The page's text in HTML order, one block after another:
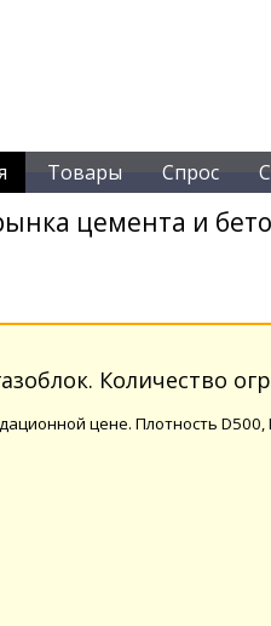
Товары Спрос
цемента и
Количество
цене. Плотность